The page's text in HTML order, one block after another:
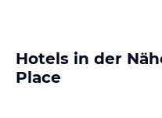
Hotels in der
Place